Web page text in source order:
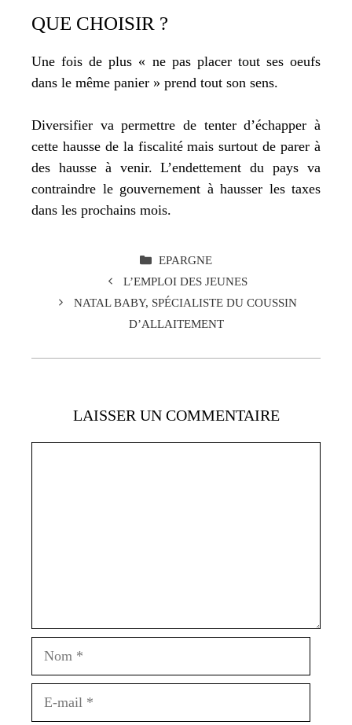
QUE CHOISIR ?
Une fois de plus « ne pas placer tout ses oeufs
dans le même panier » prend tout son sens.
Diversifier va permettre de tenter d’échapper à
cette hausse de la fiscalité mais surtout de parer à
des hausse à venir. L’endettement du pays va
contraindre le gouvernement à hausser les taxes
dans les prochains mois.
CATÉGORIES
EPARGNE
L’EMPLOI DES JEUNES
NATAL BABY, SPÉCIALISTE DU COUSSIN
D’ALLAITEMENT
LAISSER UN COMMENTAIRE